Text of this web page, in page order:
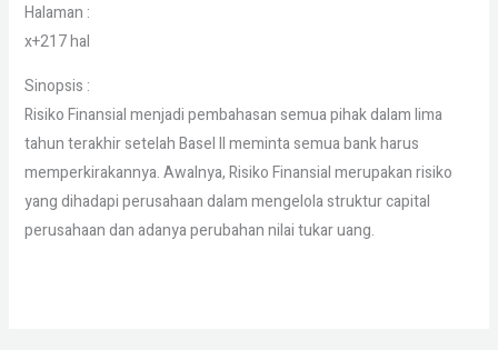
Halaman :
x+217 hal
Sinopsis :
Risiko Finansial menjadi pembahasan semua pihak dalam lima
tahun terakhir setelah Basel II meminta semua bank harus
memperkirakannya. Awalnya, Risiko Finansial merupakan risiko
yang dihadapi perusahaan dalam mengelola struktur capital
perusahaan dan adanya perubahan nilai tukar uang.